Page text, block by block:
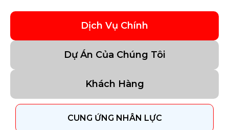
Dịch Vụ Chính
Dự Án Của Chúng Tôi
Khách Hàng
CUNG ỨNG NHÂN LỰC